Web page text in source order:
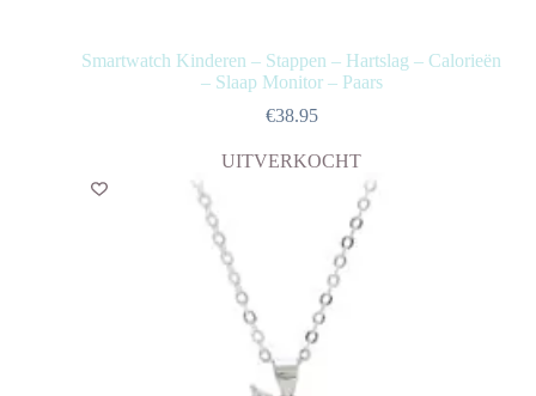
Smartwatch Kinderen – Stappen – Hartslag – Calorieën
– Slaap Monitor – Paars
€38.95
UITVERKOCHT